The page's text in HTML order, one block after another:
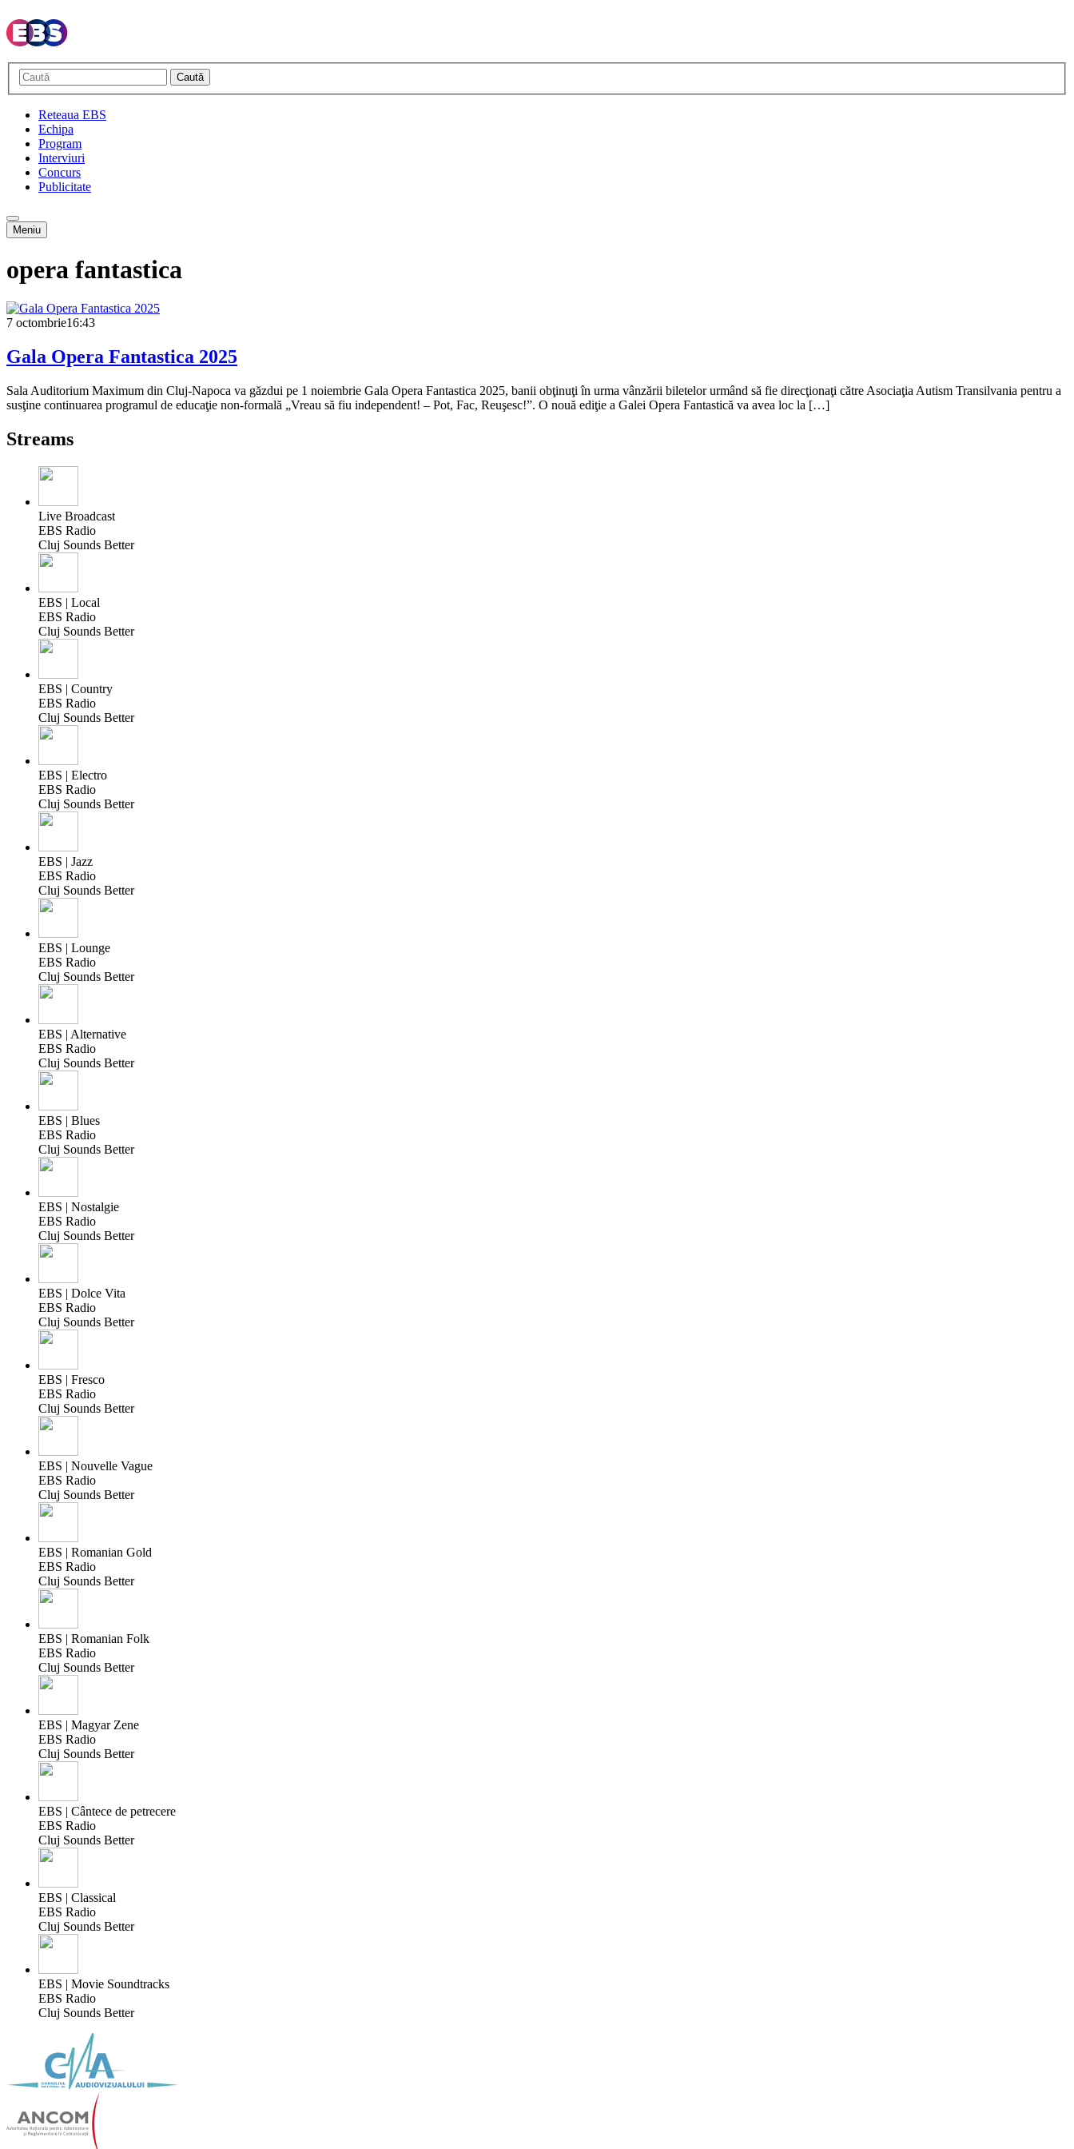
Caută
Reteaua EBS
Echipa
Program
Interviuri
Concurs
Publicitate
Meniu
opera fantastica
7 octombrie16:43
Gala Opera Fantastica 2025
Sala Auditorium Maximum din Cluj-Napoca va găzdui pe 1 noiembrie Gala Opera Fantastica 2025, banii obţinuţi în urma vânzării biletelor urmând să fie direcţionaţi către Asociaţia Autism Transilvania pentru a
susţine continuarea programul de educaţie non-formală „Vreau să fiu independent! – Pot, Fac, Reuşesc!”. O nouă ediţie a Galei Opera Fantastică va avea loc la […]
Streams
Live Broadcast
EBS Radio
Cluj Sounds Better
EBS | Local
EBS Radio
Cluj Sounds Better
EBS | Country
EBS Radio
Cluj Sounds Better
EBS | Electro
EBS Radio
Cluj Sounds Better
EBS | Jazz
EBS Radio
Cluj Sounds Better
EBS | Lounge
EBS Radio
Cluj Sounds Better
EBS | Alternative
EBS Radio
Cluj Sounds Better
EBS | Blues
EBS Radio
Cluj Sounds Better
EBS | Nostalgie
EBS Radio
Cluj Sounds Better
EBS | Dolce Vita
EBS Radio
Cluj Sounds Better
EBS | Fresco
EBS Radio
Cluj Sounds Better
EBS | Nouvelle Vague
EBS Radio
Cluj Sounds Better
EBS | Romanian Gold
EBS Radio
Cluj Sounds Better
EBS | Romanian Folk
EBS Radio
Cluj Sounds Better
EBS | Magyar Zene
EBS Radio
Cluj Sounds Better
EBS | Cântece de petrecere
EBS Radio
Cluj Sounds Better
EBS | Classical
EBS Radio
Cluj Sounds Better
EBS | Movie Soundtracks
EBS Radio
Cluj Sounds Better